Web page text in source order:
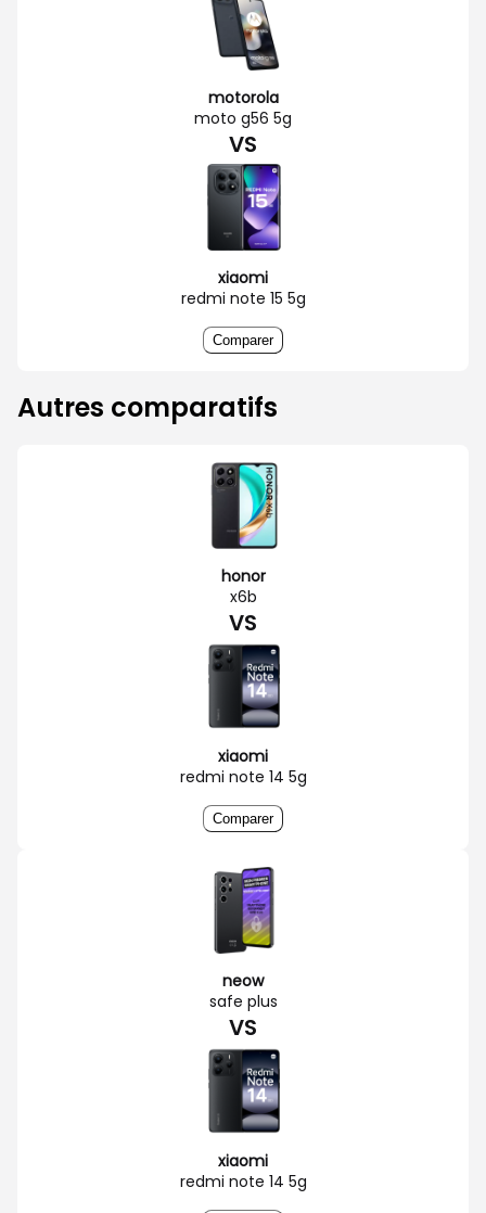
motorola
moto g56 5g
VS
xiaomi
redmi note 15 5g
Comparer
Autres comparatifs
honor
x6b
VS
xiaomi
redmi note 14 5g
Comparer
neow
safe plus
VS
xiaomi
redmi note 14 5g